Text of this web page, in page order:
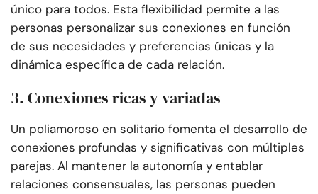
único para todos. Esta flexibilidad permite a las
personas personalizar sus conexiones en función
de sus necesidades y preferencias únicas y la
dinámica específica de cada relación.
3. Conexiones ricas y variadas
Un poliamoroso en solitario fomenta el desarrollo de
conexiones profundas y significativas con múltiples
parejas. Al mantener la autonomía y entablar
relaciones consensuales, las personas pueden